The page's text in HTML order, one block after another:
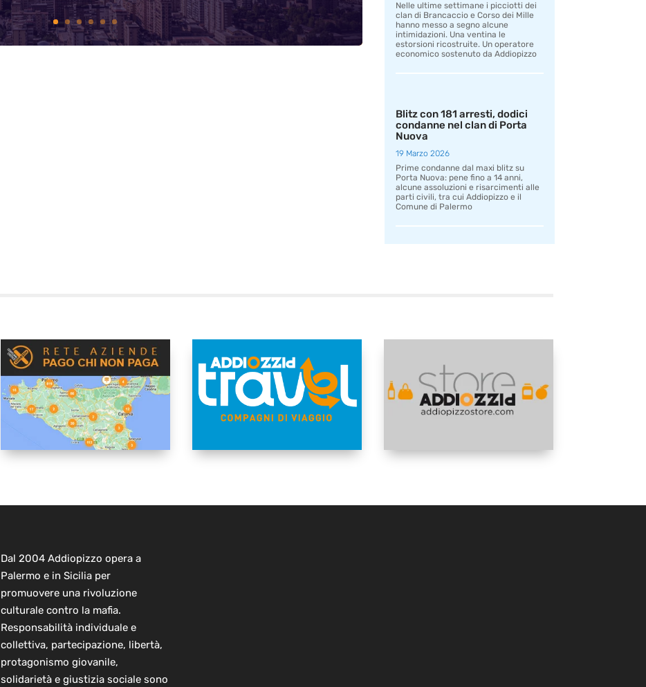
Nelle ultime settimane i picciotti dei
clan di Brancaccio e Corso dei Mille
hanno messo a segno alcune
intimidazioni. Una ventina le
estorsioni ricostruite. Un operatore
economico sostenuto da Addiopizzo
Blitz con 181 arresti, dodici
condanne nel clan di Porta
Nuova
19 Marzo 2026
Prime condanne dal maxi blitz su
Porta Nuova: pene fino a 14 anni,
alcune assoluzioni e risarcimenti alle
parti civili, tra cui Addiopizzo e il
Comune di Palermo
Dal 2004 Addiopizzo opera a
Palermo e in Sicilia per
promuovere una rivoluzione
culturale contro la mafia.
Responsabilità individuale e
collettiva, partecipazione, libertà,
protagonismo giovanile,
solidarietà e giustizia sociale sono